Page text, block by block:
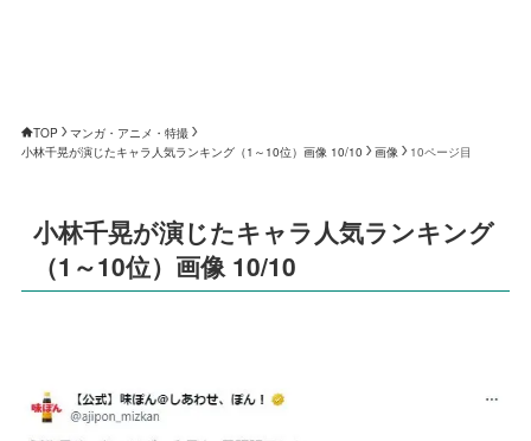
TOP
マンガ・アニメ・特撮
小林千晃が演じたキャラ人気ランキング（1～10位）画像 10/10
画像 10ページ目
小林千晃が演じたキャラ人気ランキング
（1～10位）画像 10/10